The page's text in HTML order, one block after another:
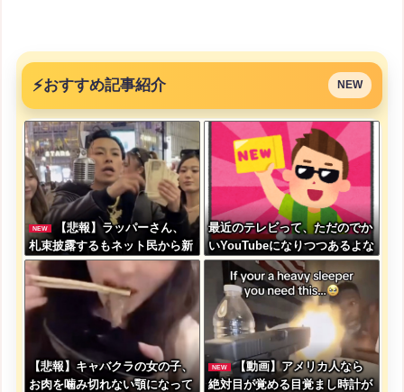
⚡おすすめ記事紹介 NEW
NEW
【悲報】ラッパーさん、
札束披露するもネット民から新
社会人の初ボーナスくらいしか
ないと笑われる
最近のテレビって、ただのでか
いYouTubeになりつつあるよな
【悲報】キャバクラの女の子、
お肉を噛み切れない顎になって
NEW
【動画】アメリカ人なら
絶対目が覚める目覚まし時計が